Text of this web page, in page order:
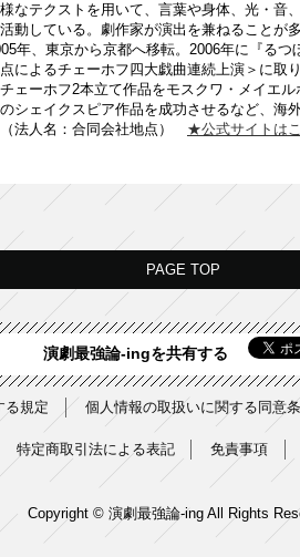
なテクストを用いて、言葉や身体、光・音
動している。劇作家が演出を兼ねることが
年、東京から京都へ移転。2006年に『るつ
点によるチェーホフ四大戯曲連続上演＞に取
ェーホフ2本立て作品をモスクワ・メイエ
シェイクスピア作品を成功させるなど、海
法人名：合同会社地点） ★公式サイトは
PAGE TOP
演劇最強論-ingを共有する
る規定 個人情報の取扱いに関する同意
特定商取引法による表記 免責事項
Copyright © 演劇最強論-ing All Rights